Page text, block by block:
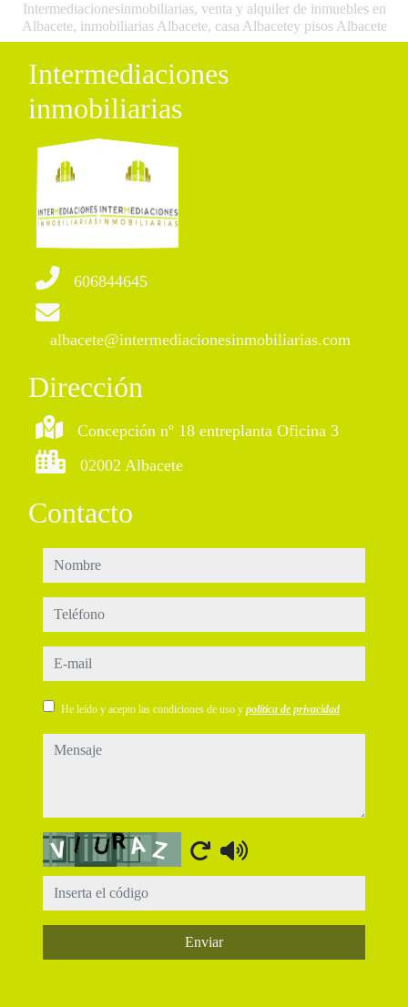
Intermediacionesinmobiliarias, venta y alquiler de inmuebles en
Albacete, inmobiliarias Albacete, casa Albacetey pisos Albacete
Intermediaciones
inmobiliarias
606844645
albacete@intermediacionesinmobiliarias.com
Dirección
Concepción nº 18 entreplanta Oficina 3
02002 Albacete
Contacto
nombre
teléfono
e-mail
He leído y acepto las condiciones de uso y política de privacidad
mensaje
Captcha
Enviar